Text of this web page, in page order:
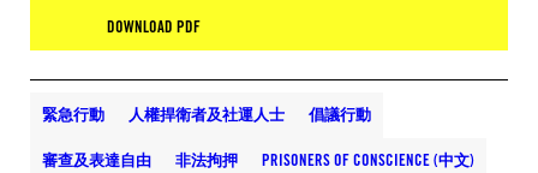
DOWNLOAD PDF
緊急行動 人權捍衛者及社運人士 倡議行動
審查及表達自由 非法拘押 PRISONERS OF CONSCIENCE (中文)